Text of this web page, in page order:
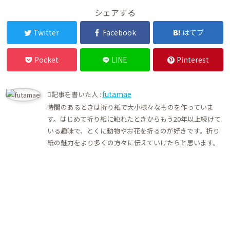
シェアする
Twitter Facebook はてブ
Pocket LINE Pinterest
記事を書いた人 :futamae
時間のあるときは折り紙で大小様々なものを作っていま
す。はじめて折り紙に触れたときからもう20年以上続けて
いる趣味で、とくに動物やお花を折るのが好きです。折り
紙の魅力をより多くの方々に伝えていけたらと思います。